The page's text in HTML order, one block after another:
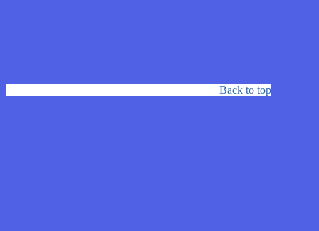
Back to top